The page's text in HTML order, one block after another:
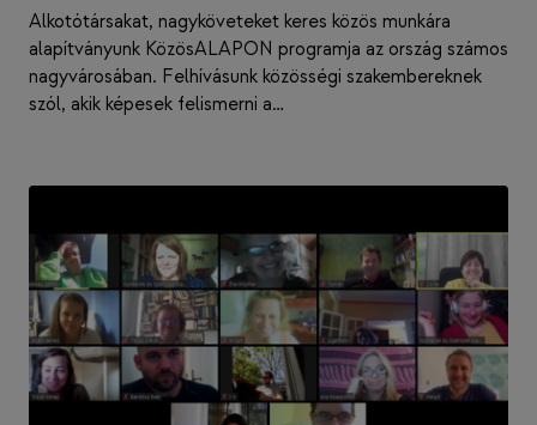
Alkotótársakat, nagyköveteket keres közös munkára
alapítványunk KözösALAPON programja az ország számos
nagyvárosában. Felhívásunk közösségi szakembereknek
szól, akik képesek felismerni a…